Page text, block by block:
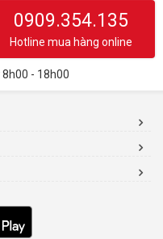
0909.354.135
Hotline mua hàng online
- 18h00